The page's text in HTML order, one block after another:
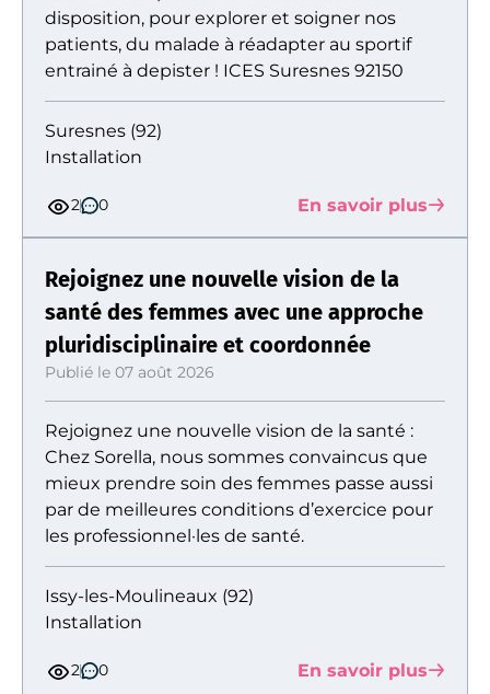
disposition, pour explorer et soigner nos
patients, du malade à réadapter au sportif
entrainé à depister ! ICES Suresnes 92150
Suresnes (92)
Installation
2 0 En savoir plus
Rejoignez une nouvelle vision de la
santé des femmes avec une approche
pluridisciplinaire et coordonnée
Publié le 07 août 2026
Rejoignez une nouvelle vision de la santé :
Chez Sorella, nous sommes convaincus que
mieux prendre soin des femmes passe aussi
par de meilleures conditions d’exercice pour
les professionnel·les de santé.
Issy-les-Moulineaux (92)
Installation
2 0 En savoir plus